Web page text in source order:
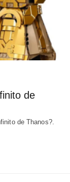
de
de Thanos?.